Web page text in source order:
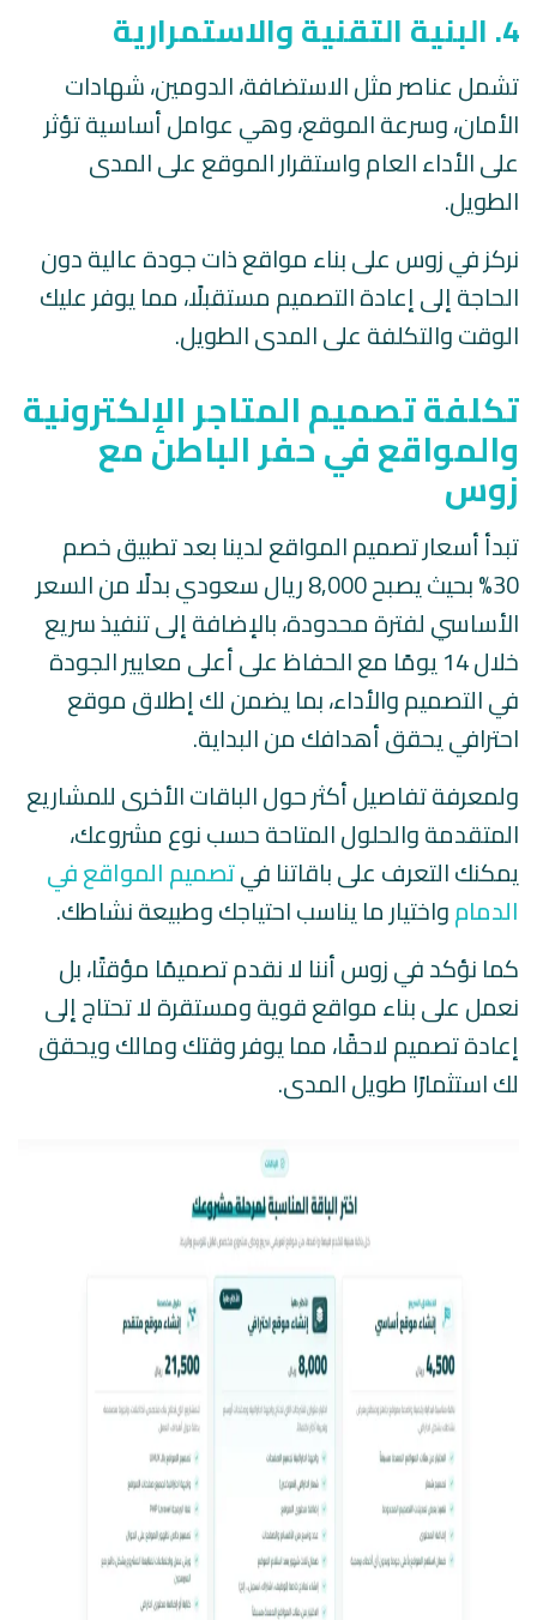
4. البنية التقنية والاستمرارية
تشمل عناصر مثل الاستضافة، الدومين، شهادات
الأمان، وسرعة الموقع، وهي عوامل أساسية تؤثر
على الأداء العام واستقرار الموقع على المدى
الطويل.
نركز في زوس على بناء مواقع ذات جودة عالية دون
الحاجة إلى إعادة التصميم مستقبلًا، مما يوفر عليك
الوقت والتكلفة على المدى الطويل.
تكلفة تصميم المتاجر الإلكترونية
والمواقع في حفر الباطن مع
زوس
تبدأ أسعار تصميم المواقع لدينا بعد تطبيق خصم
30% بحيث يصبح 8,000 ريال سعودي بدلًا من السعر
الأساسي لفترة محدودة، بالإضافة إلى تنفيذ سريع
خلال 14 يومًا مع الحفاظ على أعلى معايير الجودة
في التصميم والأداء، بما يضمن لك إطلاق موقع
احترافي يحقق أهدافك من البداية.
ولمعرفة تفاصيل أكثر حول الباقات الأخرى للمشاريع
المتقدمة والحلول المتاحة حسب نوع مشروعك،
يمكنك التعرف على باقاتنا فيتصميم المواقع في
الدمام واختيار ما يناسب احتياجك وطبيعة نشاطك.
كما نؤكد في زوس أننا لا نقدم تصميمًا مؤقتًا، بل
نعمل على بناء مواقع قوية ومستقرة لا تحتاج إلى
إعادة تصميم لاحقًا، مما يوفر وقتك ومالك ويحقق
لك استثمارًا طويل المدى.